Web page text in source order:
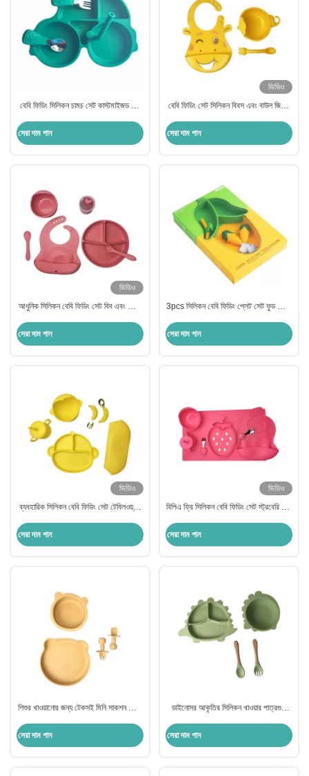
বেবি ফিডিং সিলিকন চামচ সেট কাস্টমাইজড কার
সেরা দাম পান
ভিডিও
বেবি ফিডিং সেট সিলিকন বিবস এবং বাউল জিরাফ
সেরা দাম পান
ভিডিও
আধুনিক সিলিকন বেবি ফিডিং সেট বিব এবং প্লেট
সেরা দাম পান
3pcs সিলিকন বেবি ফিডিং প্লেট সেট ফুড গ্রেড
সেরা দাম পান
ভিডিও
ব্যবহারিক সিলিকন বেবি ফিডিং সেট টেবিলওয়্যার
সেরা দাম পান
ভিডিও
বিপিএ ফ্রি সিলিকন বেবি ফিডিং সেট স্ট্রবেরি শেপ
সেরা দাম পান
শিশুর খাওয়ানোর জন্য টেকসই মিনি সাকশন প্লেট
সেরা দাম পান
ডাইনোসর আকৃতির সিলিকন খাওয়ার পাত্রগুলি
সেরা দাম পান